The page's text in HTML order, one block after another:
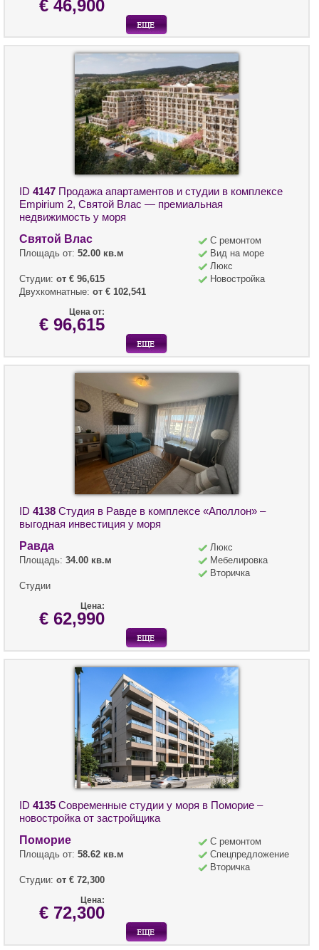
€ 46,900
ID 4147 Продажа апартаментов и студии в комплексе
Empirium 2, Святой Влас — премиальная
недвижимость у моря
Святой Влас
Площадь от: 52.00 кв.м
Студии: от € 96,615
Двухкомнатные: от € 102,541
С ремонтом
Вид на море
Люкс
Новостройка
Цена от:
€ 96,615
ID 4138 Студия в Равде в комплексе «Аполлон» –
выгодная инвестиция у моря
Равда
Площадь: 34.00 кв.м
Студии
Люкс
Мебелировка
Вторичка
Цена:
€ 62,990
ID 4135 Современные студии у моря в Поморие –
новостройка от застройщика
Поморие
Площадь от: 58.62 кв.м
Студии: от € 72,300
С ремонтом
Спецпредложение
Вторичка
Цена:
€ 72,300